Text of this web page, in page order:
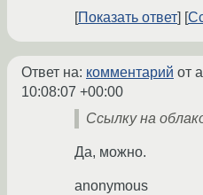
Показать ответ
Ответ на: комментарий от
10:08:07 +00:00
Ссылку на
Да, можно.
anonymous